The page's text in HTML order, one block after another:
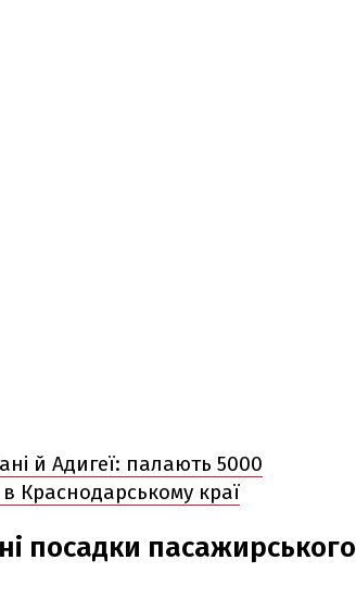
й Адигеї: палають 5000
Краснодарському краї
посадки пасажирського